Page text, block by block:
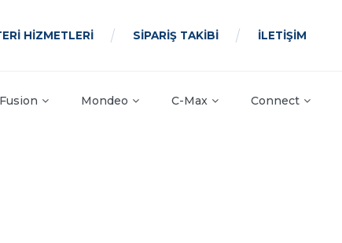
HİZMETLERİ SİPARİŞ TAKİBİ İLETİŞİM
Fusion Mondeo C-Max Connect